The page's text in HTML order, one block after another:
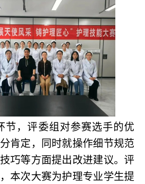
节，评委组对参赛选手的优
肯定，同时就操作细节规范
巧等方面提出改进建议。评
本次大赛为护理专业学生提